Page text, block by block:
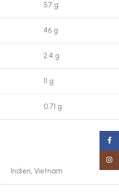
57 g
46 g
2.4 g
11 g
0.71 g
Indien, Vietnam